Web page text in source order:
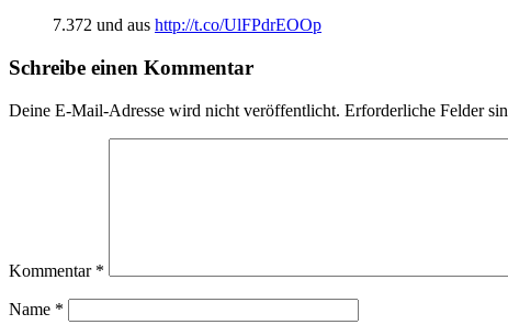
7.372 und aus http://t.co/UlFPdrEOOp
Schreibe einen Kommentar
Deine E-Mail-Adresse wird nicht veröffentlicht. Erforderliche Felder
Kommentar *
Name *